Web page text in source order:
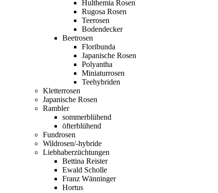
Hulthemia Rosen
Rugosa Rosen
Teerosen
Bodendecker
Beetrosen
Floribunda
Japanische Rosen
Polyantha
Miniaturrosen
Teehybriden
Kletterrosen
Japanische Rosen
Rambler
sommerblühend
öfterblühend
Fundrosen
Wildrosen/-hybride
Liebhaberzüchtungen
Bettina Reister
Ewald Scholle
Franz Wänninger
Hortus